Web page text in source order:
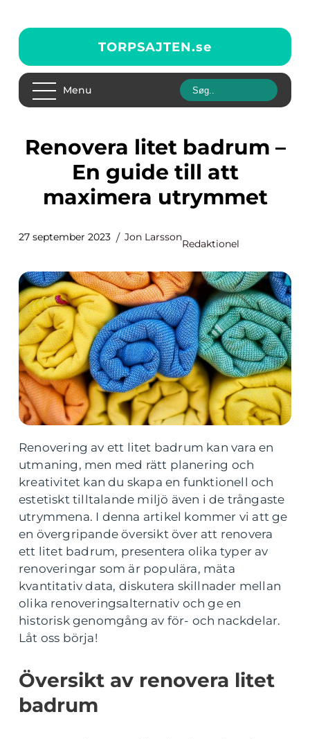
TORPSAJTEN.se
Menu
Renovera litet badrum –
En guide till att
maximera utrymmet
27 september 2023 Jon Larsson
Redaktionel
Renovering av ett litet badrum kan vara en
utmaning, men med rätt planering och
kreativitet kan du skapa en funktionell och
estetiskt tilltalande miljö även i de trångaste
utrymmena. I denna artikel kommer vi att ge
en övergripande översikt över att renovera
ett litet badrum, presentera olika typer av
renoveringar som är populära, mäta
kvantitativ data, diskutera skillnader mellan
olika renoveringsalternativ och ge en
historisk genomgång av för- och nackdelar.
Låt oss börja!
Översikt av renovera litet
badrum